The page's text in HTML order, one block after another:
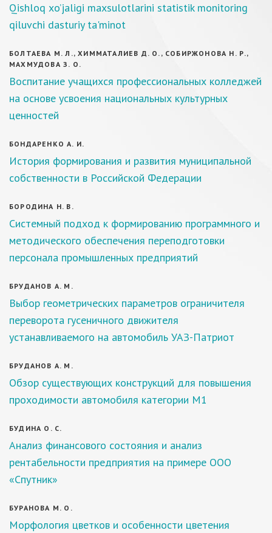
Qishloq xo’jaligi maxsulotlarini statistik monitoring
qiluvchi dasturiy ta'minot
БОЛТАЕВА М. Л., ХИММАТАЛИЕВ Д. О., СОБИРЖОНОВА Н. Р.,
МАХМУДОВА З. О.
Воспитание учащихся профессиональных колледжей
на основе усвоения национальных культурных
ценностей
БОНДАРЕНКО А. И.
История формирования и развития муниципальной
собственности в Российской Федерации
БОРОДИНА Н. В.
Системный подход к формированию программного и
методического обеспечения переподготовки
персонала промышленных предприятий
БРУДАНОВ А. М.
Выбор геометрических параметров ограничителя
переворота гусеничного движителя
устанавливаемого на автомобиль УАЗ-Патриот
БРУДАНОВ А. М.
Обзор существующих конструкций для повышения
проходимости автомобиля категории М1
БУДИНА О. С.
Анализ финансового состояния и анализ
рентабельности предприятия на примере ООО
«Спутник»
БУРАНОВА М. О.
Морфология цветков и особенности цветения